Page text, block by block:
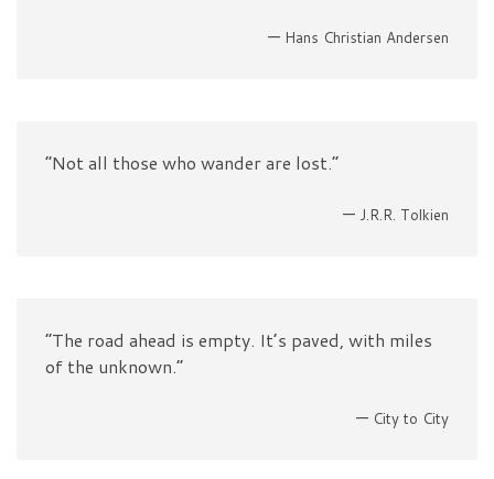
— Hans Christian Andersen
“Not all those who wander are lost.”
— J.R.R. Tolkien
“The road ahead is empty. It’s paved, with miles
of the unknown.”
— City to City